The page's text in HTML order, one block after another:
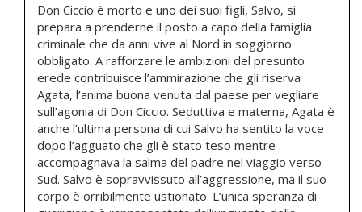
Don Ciccio è morto e uno dei suoi figli, Salvo, si
prepara a prenderne il posto a capo della famiglia
criminale che da anni vive al Nord in soggiorno
obbligato. A rafforzare le ambizioni del presunto
erede contribuisce l’ammirazione che gli riserva
Agata, l’anima buona venuta dal paese per vegliare
sull’agonia di Don Ciccio. Seduttiva e materna, Agata è
anche l’ultima persona di cui Salvo ha sentito la voce
dopo l’agguato che gli è stato teso mentre
accompagnava la salma del padre nel viaggio verso
Sud. Salvo è sopravvissuto all’aggressione, ma il suo
corpo è orribilmente ustionato. L’unica speranza di